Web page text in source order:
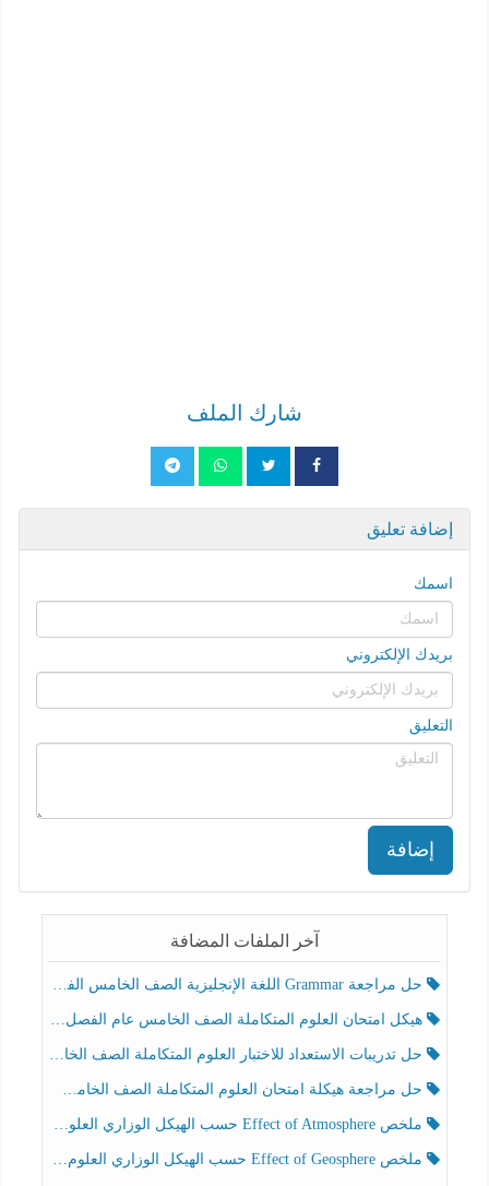
شارك الملف
إضافة تعليق
اسمك
بريدك الإلكتروني
التعليق
إضافة
آخر الملفات المضافة
حل مراجعة Grammar اللغة الإنجليزية الصف الخامس الفصل الثالث
هيكل امتحان العلوم المتكاملة الصف الخامس عام الفصل الدراسي الثالث 2025-2026
حل تدريبات الاستعداد للاختبار العلوم المتكاملة الصف الخامس عام الفصل الثالث
حل مراجعة هيكلة امتحان العلوم المتكاملة الصف الخامس انسبير الفصل الثالث
ملخص Effect of Atmosphere حسب الهيكل الوزاري العلوم المتكاملة الصف الخامس انسبير الفصل الثالث
ملخص Effect of Geosphere حسب الهيكل الوزاري العلوم المتكاملة الصف الخامس انسبير الفصل الثالث